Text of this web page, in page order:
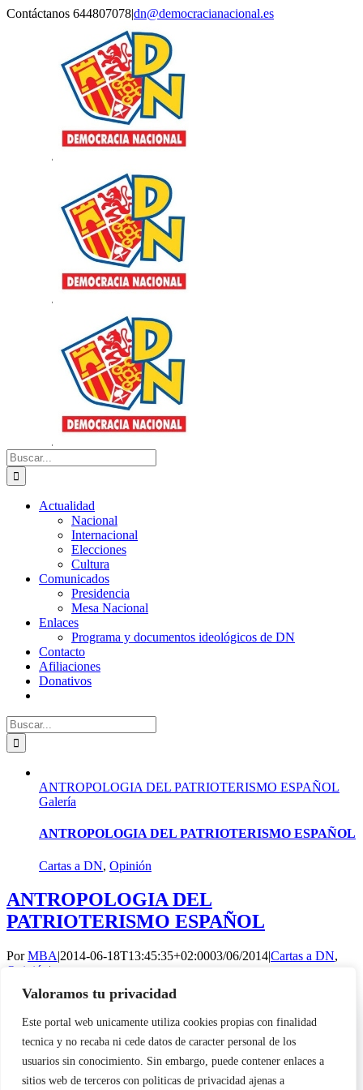
Valoramos tu privacidad
Este portal web unicamente utiliza cookies propias con finalidad
tecnica y no recaba ni cede datos de caracter personal de los
usuarios sin conocimiento. Sin embargo, puede contener enlaces a
sitios web de terceros con politicas de privacidad ajenas a
Saltar
Contáctanos 644807078|dn@democracianacional.es
Buscar:
Actualidad
Nacional
Internacional
Elecciones
Cultura
Comunicados
Presidencia
Mesa Nacional
Enlaces
Programa y documentos ideológicos de DN
Contacto
Afiliaciones
Donativos
Buscar:
ANTROPOLOGIA DEL PATRIOTERISMO ESPAÑOL
Galería
ANTROPOLOGIA DEL PATRIOTERISMO ESPAÑOL
Cartas a DN, Opinión
ANTROPOLOGIA DEL
PATRIOTERISMO ESPAÑOL
PorMBA|2014-06-18T13:45:35+02:0003/06/2014|Cartas a DN,
Opinión |
Visto el fracaso en España de las opciones políticas
Más información
Copyright 2023 |Democracia Nacional | All Rights Reserved
Facebook
Twitter
Instagram
Page load link
funcionamiento de la web, medir su uso y mejorar nuestros
servicios. Puede aceptar todas las cookies, rechazar las no
necesarias o configurar sus preferencias. Política de cookies